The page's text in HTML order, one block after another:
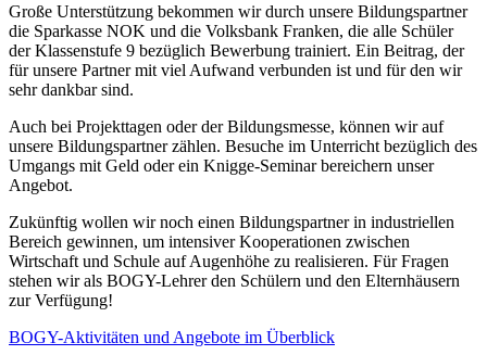
Große Unterstützung bekommen wir durch unsere Bildungspartner
die Sparkasse NOK und die Volksbank Franken, die alle Schüler
der Klassenstufe 9 bezüglich Bewerbung trainiert. Ein Beitrag, der
für unsere Partner mit viel Aufwand verbunden ist und für den wir
sehr dankbar sind.
Auch bei Projekttagen oder der Bildungsmesse, können wir auf
unsere Bildungspartner zählen. Besuche im Unterricht bezüglich des
Umgangs mit Geld oder ein Knigge-Seminar bereichern unser
Angebot.
Zukünftig wollen wir noch einen Bildungspartner in industriellen
Bereich gewinnen, um intensiver Kooperationen zwischen
Wirtschaft und Schule auf Augenhöhe zu realisieren. Für Fragen
stehen wir als BOGY-Lehrer den Schülern und den Elternhäusern
zur Verfügung!
BOGY-Aktivitäten und Angebote im Überblick